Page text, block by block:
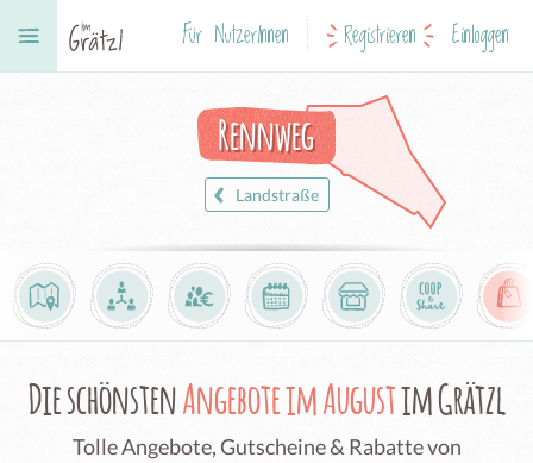
Für NutzerInnen Registrieren Einloggen
Rennweg
Landstraße
Die schönstenAngebote im Augustim Grätzl
Tolle Angebote, Gutscheine & Rabatte von